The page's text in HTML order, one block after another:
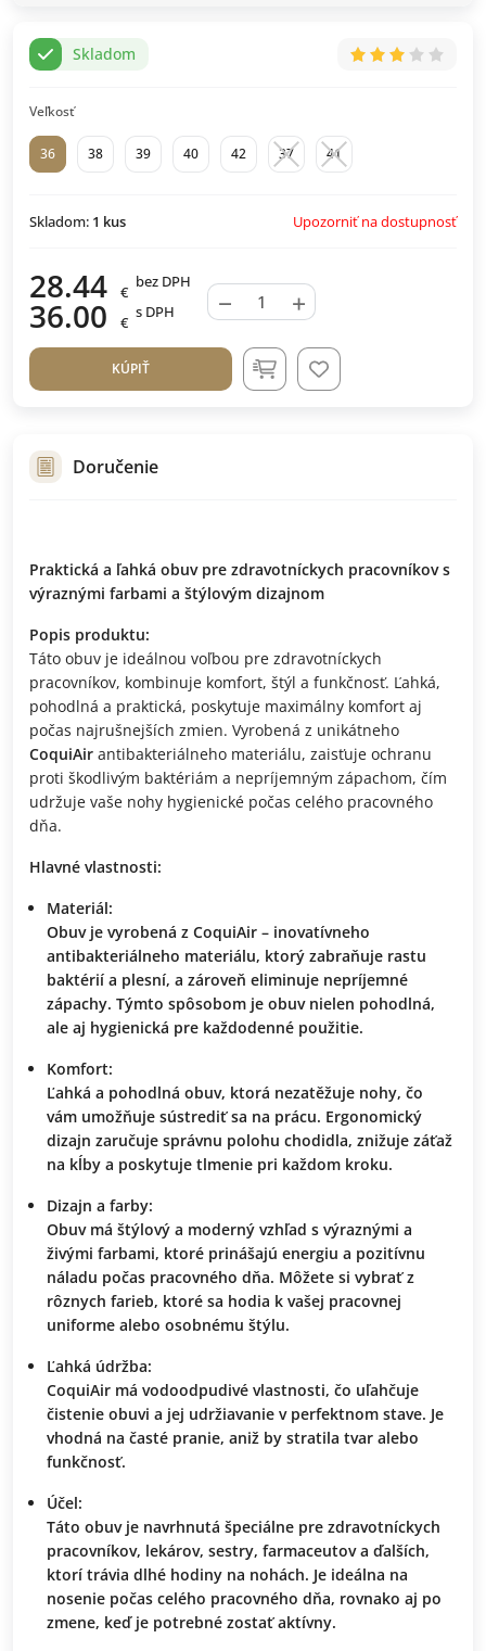
Skladom
Veľkosť
36 38 39 40 42 37 41
Skladom: 1 kus Upozorniť na dostupnosť
28.44 €
bez DPH
36.00 €
s DPH − +
KÚPIŤ
Doručenie
Praktická a ľahká obuv pre zdravotníckych pracovníkov s
výraznými farbami a štýlovým dizajnom
Popis produktu:
Táto obuv je ideálnou voľbou pre zdravotníckych
pracovníkov, kombinuje komfort, štýl a funkčnosť. Ľahká,
pohodlná a praktická, poskytuje maximálny komfort aj
počas najrušnejších zmien. Vyrobená z unikátneho
CoquiAir antibakteriálneho materiálu, zaisťuje ochranu
proti škodlivým baktériám a nepríjemným zápachom, čím
udržuje vaše nohy hygienické počas celého pracovného
dňa.
Hlavné vlastnosti:
Materiál:
Obuv je vyrobená z CoquiAir – inovatívneho
antibakteriálneho materiálu, ktorý zabraňuje rastu
baktérií a plesní, a zároveň eliminuje nepríjemné
zápachy. Týmto spôsobom je obuv nielen pohodlná,
ale aj hygienická pre každodenné použitie.
Komfort:
Ľahká a pohodlná obuv, ktorá nezatěžuje nohy, čo
vám umožňuje sústrediť sa na prácu. Ergonomický
dizajn zaručuje správnu polohu chodidla, znižuje záťaž
na kĺby a poskytuje tlmenie pri každom kroku.
Dizajn a farby:
Obuv má štýlový a moderný vzhľad s výraznými a
živými farbami, ktoré prinášajú energiu a pozitívnu
náladu počas pracovného dňa. Môžete si vybrať z
rôznych farieb, ktoré sa hodia k vašej pracovnej
uniforme alebo osobnému štýlu.
Ľahká údržba:
CoquiAir má vodoodpudivé vlastnosti, čo uľahčuje
čistenie obuvi a jej udržiavanie v perfektnom stave. Je
vhodná na časté pranie, aniž by stratila tvar alebo
funkčnosť.
Účel:
Táto obuv je navrhnutá špeciálne pre zdravotníckych
pracovníkov, lekárov, sestry, farmaceutov a ďalších,
ktorí trávia dlhé hodiny na nohách. Je ideálna na
nosenie počas celého pracovného dňa, rovnako aj po
zmene, keď je potrebné zostať aktívny.